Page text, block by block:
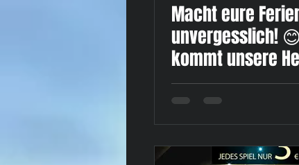
Macht eure
unvergesslich!
kommt unsere
Flat für nur 15€ ❗❗❗